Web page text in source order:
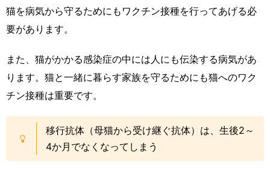
猫を病気から守るためにもワクチン接種を行ってあげる必
要があります。
また、猫がかかる感染症の中には人にも伝染する病気があ
ります。猫と一緒に暮らす家族を守るためにも猫へのワク
チン接種は重要です。
移行抗体（母猫から受け継ぐ抗体）は、生後2～
4か月でなくなってしまう